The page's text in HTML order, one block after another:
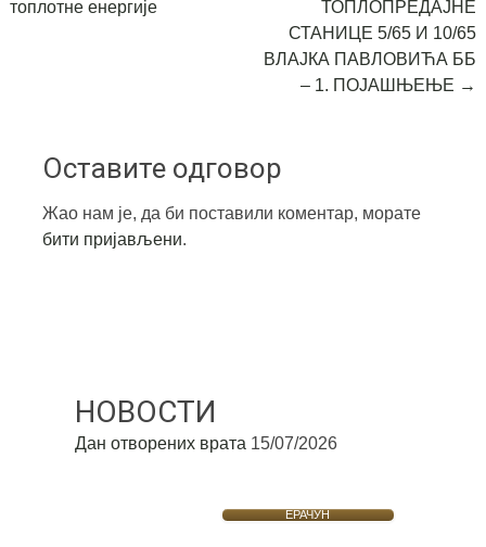
navigation
топлотне енергије
ТОПЛОПРЕДАЈНЕ
СТАНИЦЕ 5/65 И 10/65
ВЛАЈКА ПАВЛОВИЋА ББ
– 1. ПОЈАШЊЕЊЕ →
Оставите одговор
Жао нам је, да би поставили коментар, морате
бити пријављени.
НОВОСТИ
Дан отворених врата 15/07/2026
ЕРАЧУН